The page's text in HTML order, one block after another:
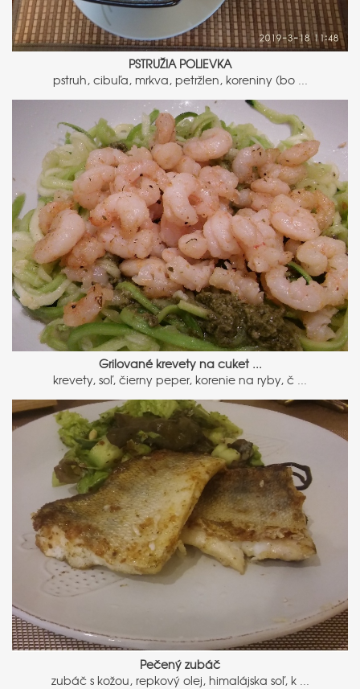
PSTRUŽIA POLIEVKA
pstruh, cibuľa, mrkva, petržlen, koreniny (bo ...
Grilované krevety na cuket ...
krevety, soľ, čierny peper, korenie na ryby, č ...
Pečený zubáč
zubáč s kožou, repkový olej, himalájska soľ, k ...